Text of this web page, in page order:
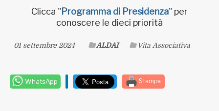
Clicca "Programma di Presidenza" per
conoscere le dieci priorità
01 settembre 2024 ALDAI Vita Associativa
WhatsApp Stampa